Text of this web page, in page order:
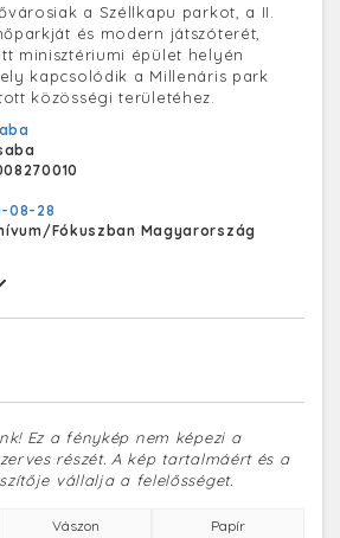
a Széllkapu parkot, a II.
és modern játszóterét,
minisztériumi épület helyén
kapcsolódik a Millenáris park
közösségi területéhez.
08-28
Fókuszban Magyarország
Ez a fénykép nem képezi a
részét. A kép tartalmáért és a
vállalja a felelősséget.
Vászon Papír